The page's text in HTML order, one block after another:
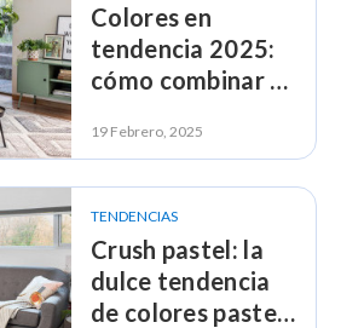
Colores en
tendencia 2025:
cómo combinar el
19 Febrero, 2025
TENDENCIAS
Crush pastel: la
dulce tendencia
de colores pastel